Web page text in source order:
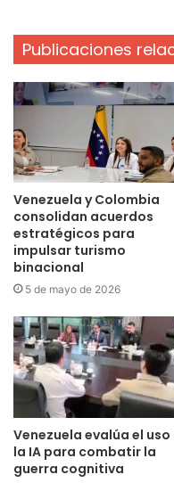
Publicaciones
Venezuela y Colombia
consolidan acuerdos
estratégicos para
impulsar turismo
binacional
5 de mayo de 2026
Venezuela evalúa el uso
la IA para combatir la
guerra cognitiva